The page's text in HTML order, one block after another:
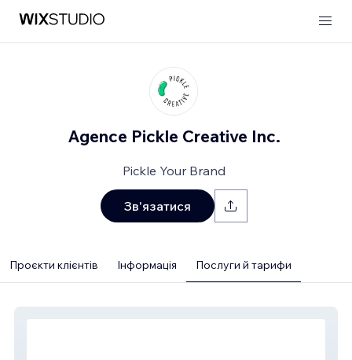
Agence Pickle Creative Inc.
Pickle Your Brand
Зв'язатися
Проєкти клієнтів Інформація Послуги й тарифи